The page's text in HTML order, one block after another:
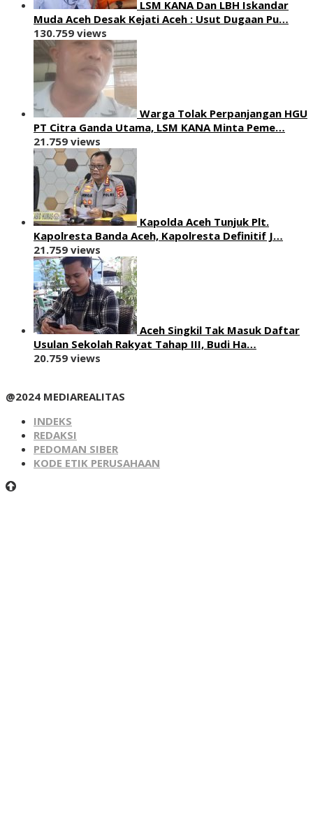
LSM KANA Dan LBH Iskandar
Muda Aceh Desak Kejati Aceh : Usut Dugaan Pu…
130.759 views
Warga Tolak Perpanjangan HGU
PT Citra Ganda Utama, LSM KANA Minta Peme…
21.759 views
Kapolda Aceh Tunjuk Plt.
Kapolresta Banda Aceh, Kapolresta Definitif J…
21.759 views
Aceh Singkil Tak Masuk Daftar
Usulan Sekolah Rakyat Tahap III, Budi Ha…
20.759 views
@2024 MEDIAREALITAS
INDEKS
REDAKSI
PEDOMAN SIBER
KODE ETIK PERUSAHAAN